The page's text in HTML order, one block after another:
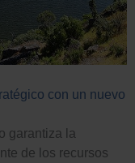
con un nuevo
garantiza la
de los recursos